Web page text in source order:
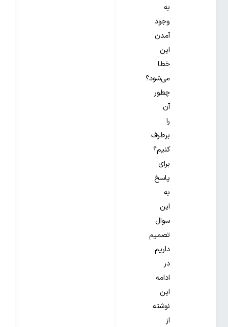
به
وجود
آمدن
این
خطا
می‌شود؟
چطور
آن
را
برطرف
کنیم؟
برای
پاسخ
به
این
سوال
تصمیم
داریم
در
ادامه
این
نوشته
از